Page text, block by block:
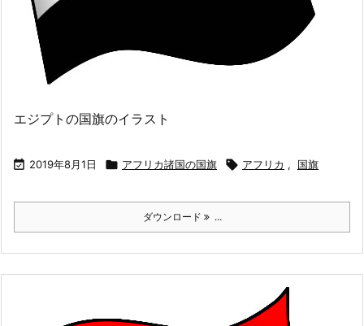
エジプトの国旗のイラスト
 2019年8月1日  アフリカ諸国の国旗  アフリカ , 国旗
ダウンロード ...